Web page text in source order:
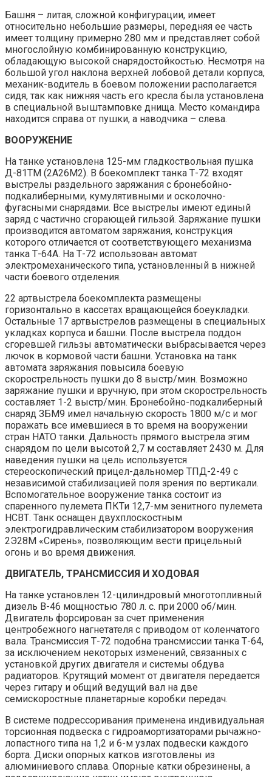
Башня – литая, сложной конфигурации, имеет
относительно небольшие размеры, передняя ее часть
имеет толщину примерно 280 мм и представляет собой
многослойную комбинированную конструкцию,
обладающую высокой снарядостойкостью. Несмотря на
большой угол наклона верхней лобовой детали корпуса,
механик-водитель в боевом положении располагается
сидя, так как нижняя часть его кресла была установлена
в специальной выштамповке днища. Место командира
находится справа от пушки, а наводчика – слева.
ВООРУЖЕНИЕ
На танке установлена 125-мм гладкоствольная пушка
Д-81ТМ (2А26М2). В боекомплект танка Т-72 входят
выстрелы раздельного заряжания с бронебойно-
подкалиберными, кумулятивными и осколочно-
фугасными снарядами. Все выстрелы имеют единый
заряд с частично сгорающей гильзой. Заряжание пушки
производится автоматом заряжания, конструкция
которого отличается от соответствующего механизма
танка Т-64А. На Т-72 использован автомат
электромеханического типа, установленный в нижней
части боевого отделения.
22 артвыстрела боекомплекта размещены
горизонтально в кассетах вращающейся боеукладки.
Остальные 17 артвыстрелов размещены в специальных
укладках корпуса и башни. После выстрела поддон
сгоревшей гильзы автоматически выбрасывается через
лючок в кормовой части башни. Установка на танк
автомата заряжания повысила боевую
скорострельность пушки до 8 выстр/мин. Возможно
заряжание пушки и вручную, при этом скорострельность
составляет 1-2 выстр/мин. Бронебойно-подкалиберный
снаряд ЗБМ9 имел начальную скорость 1800 м/с и мог
поражать все имевшиеся в то время на вооружении
стран НАТО танки. Дальность прямого выстрела этим
снарядом по цели высотой 2,7 м составляет 2430 м. Для
наведения пушки на цель используется
стереоскопический прицел-дальномер ТПД-2-49 с
независимой стабилизацией поля зрения по вертикали.
Вспомогательное вооружение танка состоит из
спаренного пулемета ПКТи 12,7-мм зенитного пулемета
НСВТ. Танк оснащен двухплоскостным
электрогидравлическим стабилизатором вооружения
2Э28М «Сирень», позволяющим вести прицельный
огонь и во время движения.
ДВИГАТЕЛЬ, ТРАНСМИССИЯ И ХОДОВАЯ
На танке установлен 12-цилиндровый многотопливный
дизель В-46 мощностью 780 л. с. при 2000 об/мин.
Двигатель форсирован за счет применения
центробежного нагнетателя с приводом от коленчатого
вала. Трансмиссия Т-72 подобна трансмиссии танка Т-64,
за исключением некоторых изменений, связанных с
установкой других двигателя и системы обдува
радиаторов. Крутящий момент от двигателя передается
через гитару и общий ведущий вал на две
семискоростные планетарные коробки передач.
В системе подрессоривания применена индивидуальная
торсионная подвеска с гидроамортизаторами рычажно-
лопастного типа на 1,2 и 6-м узлах подвески каждого
борта. Диски опорных катков изготовлены из
алюминиевого сплава. Опорные катки обрезинены, а